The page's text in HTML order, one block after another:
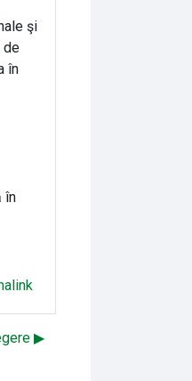
şi
de
în
în
▶︎